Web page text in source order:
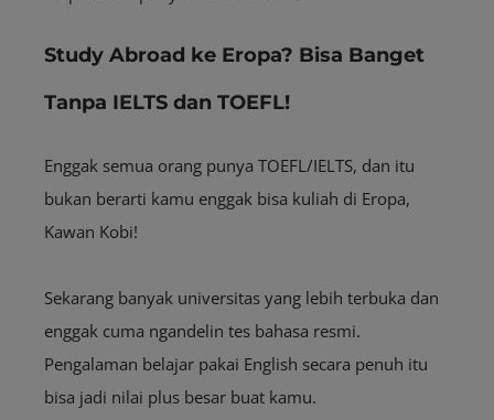
Study Abroad ke Eropa? Bisa Banget
Tanpa IELTS dan TOEFL!
Enggak semua orang punya TOEFL/IELTS, dan itu
bukan berarti kamu enggak bisa kuliah di Eropa,
Kawan Kobi!
Sekarang banyak universitas yang lebih terbuka dan
enggak cuma ngandelin tes bahasa resmi.
Pengalaman belajar pakai English secara penuh itu
bisa jadi nilai plus besar buat kamu.